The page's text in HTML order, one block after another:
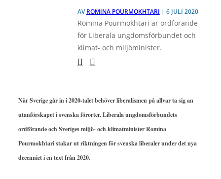
AVROMINA POURMOKHTARI | 6 JULI 2020
Romina Pourmokhtari är ordförande
för Liberala ungdomsförbundet och
klimat- och miljöminister.
När Sverige går in i 2020-talet behöver liberalismen på allvar ta sig an
utanförskapet i svenska förorter. Liberala ungdomsförbundets
ordförande och Sveriges miljö- och klimatminister Romina
Pourmokhtari stakar ut riktningen för svenska liberaler under det nya
decenniet i en text från 2020.